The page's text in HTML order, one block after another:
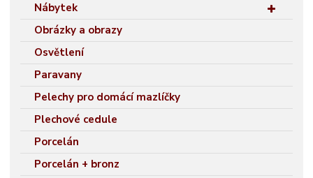
Nábytek
Obrázky a obrazy
Osvětlení
Paravany
Pelechy pro domácí mazlíčky
Plechové cedule
Porcelán
Porcelán + bronz